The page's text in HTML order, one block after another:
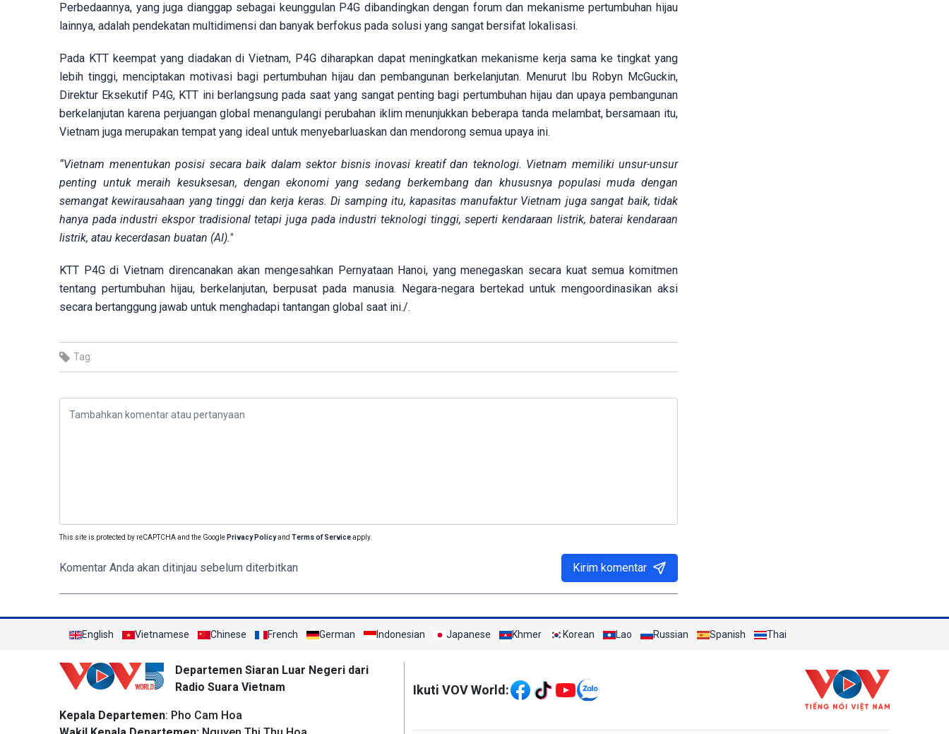
Perbedaannya, yang juga dianggap sebagai keunggulan P4G dibandingkan dengan forum dan mekanisme pertumbuhan hijau
lainnya, adalah pendekatan multidimensi dan banyak berfokus pada solusi yang sangat bersifat lokalisasi.
Pada KTT keempat yang diadakan di Vietnam, P4G diharapkan dapat meningkatkan mekanisme kerja sama ke tingkat yang
lebih tinggi, menciptakan motivasi bagi pertumbuhan hijau dan pembangunan berkelanjutan. Menurut Ibu Robyn McGuckin,
Direktur Eksekutif P4G, KTT ini berlangsung pada saat yang sangat penting bagi pertumbuhan hijau dan upaya pembangunan
berkelanjutan karena perjuangan global menangulangi perubahan iklim menunjukkan beberapa tanda melambat, bersamaan itu,
Vietnam juga merupakan tempat yang ideal untuk menyebarluaskan dan mendorong semua upaya ini.
“Vietnam menentukan posisi secara baik dalam sektor bisnis inovasi kreatif dan teknologi. Vietnam memiliki unsur-unsur
penting untuk meraih kesuksesan, dengan ekonomi yang sedang berkembang dan khususnya populasi muda dengan
semangat kewirausahaan yang tinggi dan kerja keras. Di samping itu, kapasitas manufaktur Vietnam juga sangat baik, tidak
hanya pada industri ekspor tradisional tetapi juga pada industri teknologi tinggi, seperti kendaraan listrik, baterai kendaraan
listrik, atau kecerdasan buatan (AI)."
KTT P4G di Vietnam direncanakan akan mengesahkan Pernyataan Hanoi, yang menegaskan secara kuat semua komitmen
tentang pertumbuhan hijau, berkelanjutan, berpusat pada manusia. Negara-negara bertekad untuk mengoordinasikan aksi
secara bertanggung jawab untuk menghadapi tantangan global saat ini./.
Tag:
This site is protected by reCAPTCHA and the Google Privacy Policyand Terms of Serviceapply.
Komentar Anda akan ditinjau sebelum diterbitkan Kirim komentar
English Vietnamese Chinese French German Indonesian Japanese Khmer Korean Lao Russian Spanish Thai
Departemen Siaran Luar Negeri dari
Radio Suara Vietnam
Kepala Departemen: Pho Cam Hoa
Mạng xã hội
Ikuti VOV World: